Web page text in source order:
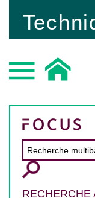
RECHERCHE